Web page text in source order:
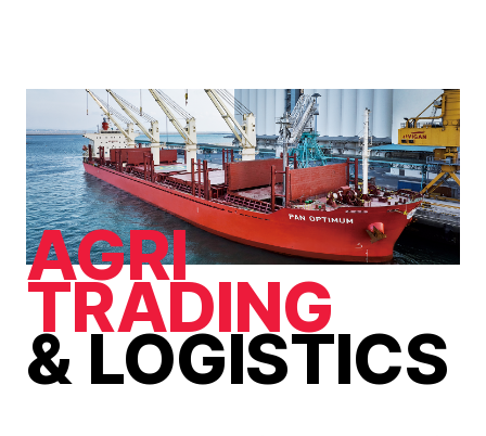
AGRI
TRADING
& LOGISTICS